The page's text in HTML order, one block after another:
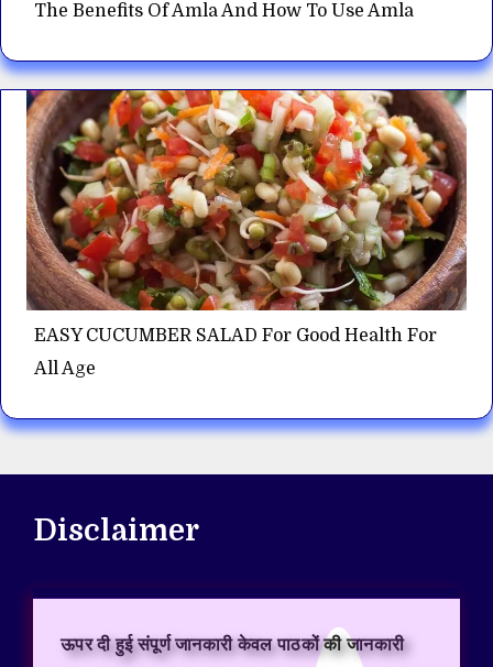
The Benefits Of Amla And How To Use Amla
EASY CUCUMBER SALAD For Good Health For
All Age
Disclaimer
ऊपर दी हुई संपूर्ण जानकारी केवल पाठकों की जानकारी